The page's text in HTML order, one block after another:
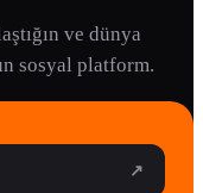
ve dünya
sosyal platform.
↗